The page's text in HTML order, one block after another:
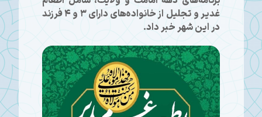
غدیر و تجلیل از خانواده‌های دارای ۳ و ۴ فرزند
در این شهر خبر داد.